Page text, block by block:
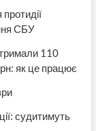
СБУ
110
як це працює
судитимуть